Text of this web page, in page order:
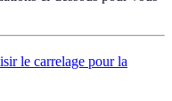
le carrelage pour la